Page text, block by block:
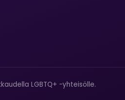
LGBTQ+ -yhteisölle.